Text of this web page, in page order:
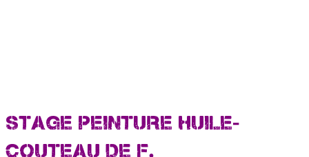
STAGE PEINTURE HUILE-
COUTEAU DE F.